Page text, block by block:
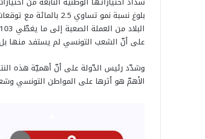
بلوغ نسبة نمو تساوي
على أنّ الشعب التونسي لم يستفد منها بل
وشدّد رئيس الدّولة على أنّ أهميّة هذه
الأهمّ هو أثرها على المواطن التونسي